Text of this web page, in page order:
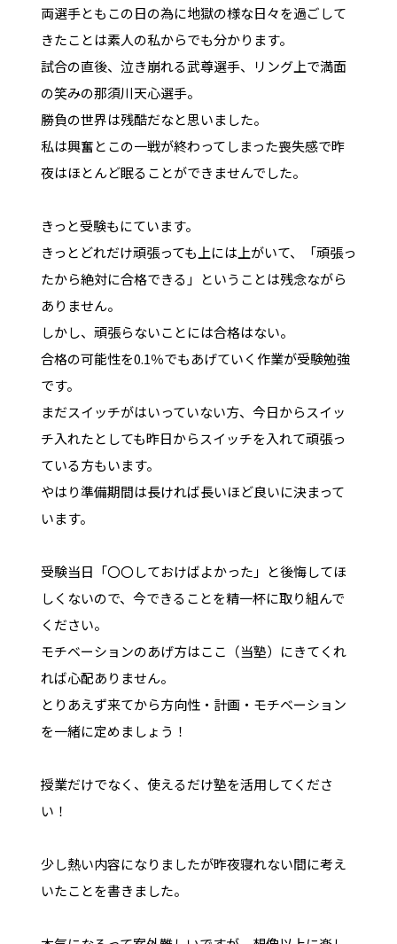
両選手ともこの日の為に地獄の様な日々を過ごして
きたことは素人の私からでも分かります。
試合の直後、泣き崩れる武尊選手、リング上で満面
の笑みの那須川天心選手。
勝負の世界は残酷だなと思いました。
私は興奮とこの一戦が終わってしまった喪失感で昨
夜はほとんど眠ることができませんでした。
きっと受験もにています。
きっとどれだけ頑張っても上には上がいて、「頑張っ
たから絶対に合格できる」ということは残念ながら
ありません。
しかし、頑張らないことには合格はない。
合格の可能性を0.1％でもあげていく作業が受験勉強
です。
まだスイッチがはいっていない方、今日からスイッ
チ入れたとしても昨日からスイッチを入れて頑張っ
ている方もいます。
やはり準備期間は長ければ長いほど良いに決まって
います。
受験当日「〇〇しておけばよかった」と後悔してほ
しくないので、今できることを精一杯に取り組んで
ください。
モチベーションのあげ方はここ（当塾）にきてくれ
れば心配ありません。
とりあえず来てから方向性・計画・モチベーション
を一緒に定めましょう！
授業だけでなく、使えるだけ塾を活用してくださ
い！
少し熱い内容になりましたが昨夜寝れない間に考え
いたことを書きました。